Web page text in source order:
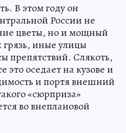
В этом году он
России не
цветы, но и мощный
грязь, иные улицы
препятствий. Слякоть,
это оседает на кузове и
и портя внешний
«сюрприза»
во внеплановой